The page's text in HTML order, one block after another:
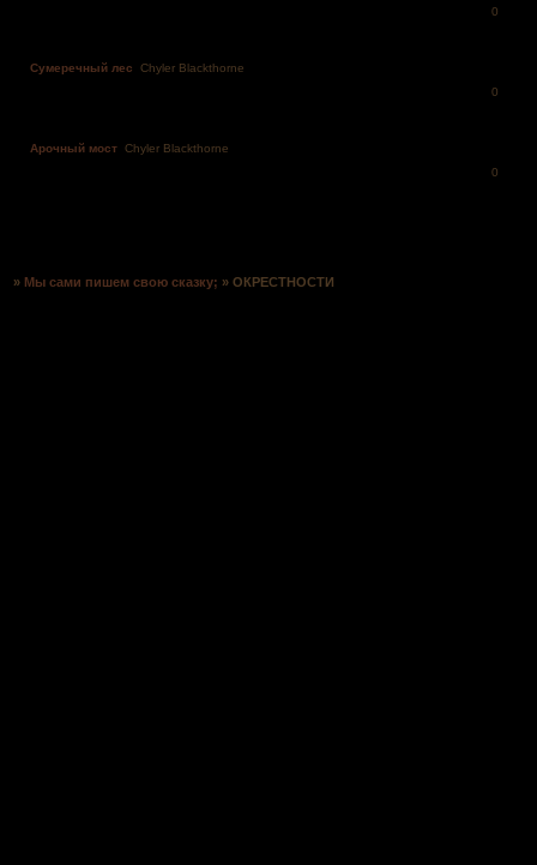
0
Сумеречный лес
Chyler Blackthorne
0
Арочный мост Chyler Blackthorne
0
» Мы сами пишем свою сказку; »ОКРЕСТНОСТИ